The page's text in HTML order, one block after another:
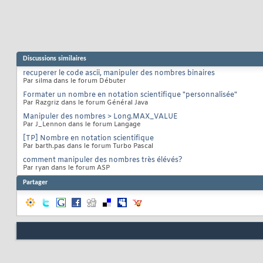
Discussions similaires
recuperer le code ascii, manipuler des nombres binaires
Par silma dans le forum Débuter
Formater un nombre en notation scientifique "personnalisée"
Par Razgriz dans le forum Général Java
Manipuler des nombres > Long.MAX_VALUE
Par J_Lennon dans le forum Langage
[TP] Nombre en notation scientifique
Par barth.pas dans le forum Turbo Pascal
comment manipuler des nombres très élévés?
Par ryan dans le forum ASP
Partager